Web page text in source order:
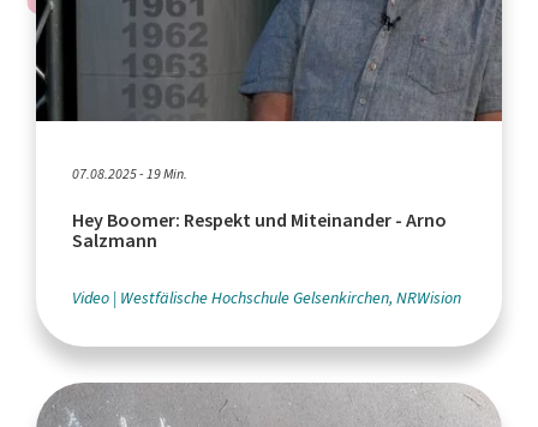
07.08.2025 - 19 Min.
Hey Boomer: Respekt und Miteinander - Arno
Salzmann
Video Westfälische Hochschule Gelsenkirchen, NRWision